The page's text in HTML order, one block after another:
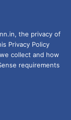
the privacy of
Privacy Policy
collect and how
requirements